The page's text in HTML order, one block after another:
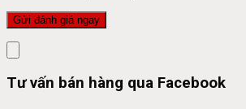
Tư vấn bán hàng qua Facebook